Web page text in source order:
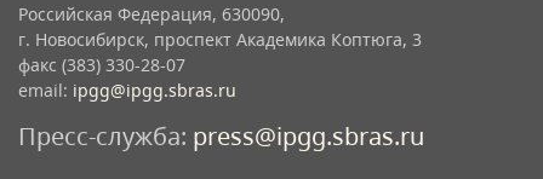
Российская Федерация, 630090,
г. Новосибирск, проспект Академика Коптюга, 3
факс (383) 330-28-07
email: ipgg@ipgg.sbras.ru
Пресс-служба: press@ipgg.sbras.ru